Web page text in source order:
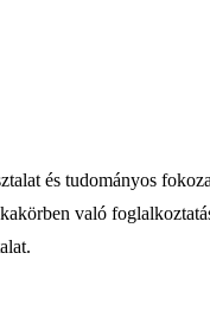
és tudományos
való